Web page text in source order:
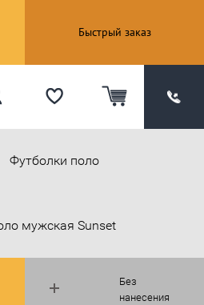
Быстрый заказ
Футболки поло
Без
нанесения
мужская Sunset